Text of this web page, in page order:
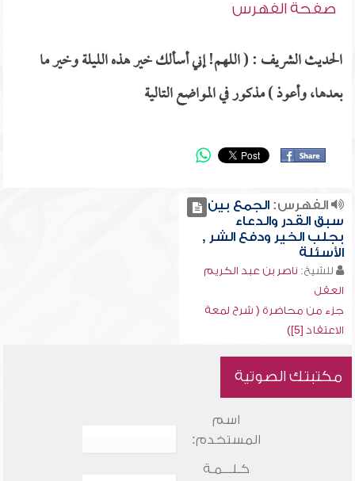
صفحة الفهرس
الحديث الشريف : ( اللهم! إني أسألك خير هذه الليلة وخير ما
بعدها، وأعوذ ) مذكور في المواضع التالية
الفهرس:الجمع بين
سبق القدر والدعاء
بجلب الخير ودفع الشر ,
الأسئلة
للشيخ: ناصر بن عبد الكريم
العقل
جزء من محاضرة ( شرح لمعة
الاعتقاد [5])
مكتبتك الصوتية
اسم
المستخدم:
كـلـــمـة